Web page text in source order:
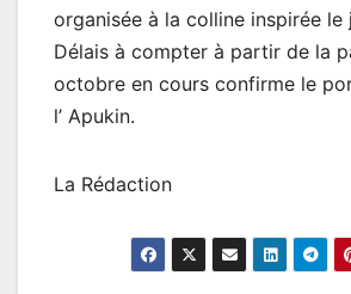
organisée à la colline inspirée le
Délais à compter à partir de la
octobre en cours confirme le
l’ Apukin.
La Rédaction